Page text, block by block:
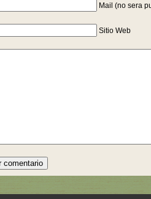
Mail (no sera
Sitio Web